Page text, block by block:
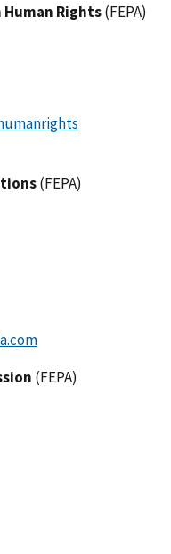
Human Rights(FEPA)
(FEPA)
(FEPA)